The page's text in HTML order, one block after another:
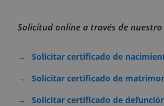
Solicitud online a través de nuestro
Solicitar certificado de
Solicitar certificado de
Solicitar certificado de